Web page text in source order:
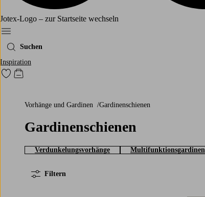
Jotex-Logo – zur Startseite wechseln
Ellos‘ Menü
Suchen
Inspiration
Zu den als Favoriten markierten Produkten gehen
Zum Warenkorb
Vorhänge und Gardinen Gardinenschienen
Gardinenschienen
Verdunkelungsvorhänge Multifunktionsgardinen
Filtern